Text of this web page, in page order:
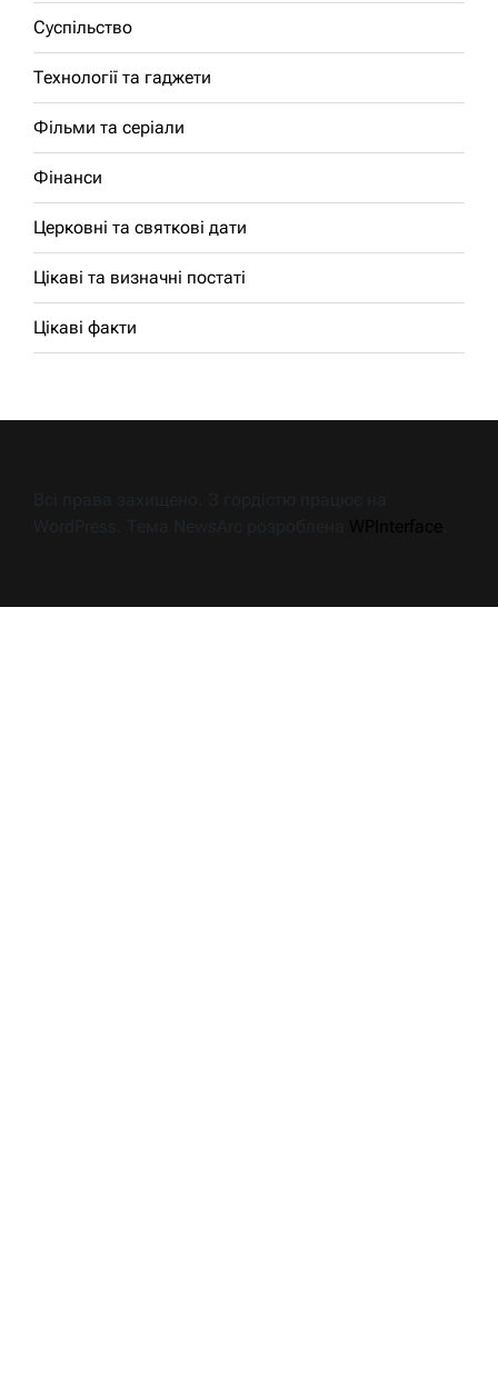
Суспільство
Технології та гаджети
Фільми та серіали
Фінанси
Церковні та святкові дати
Цікаві та визначні постаті
Цікаві факти